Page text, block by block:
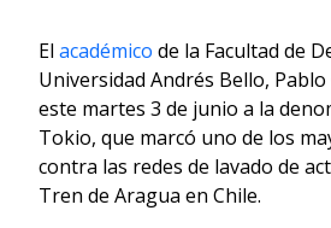
El académico de la Facultad de
Universidad Andrés Bello,
este martes 3 de junio a la
Tokio, que marcó uno de los
contra las redes de lavado de
Tren de Aragua en Chile.